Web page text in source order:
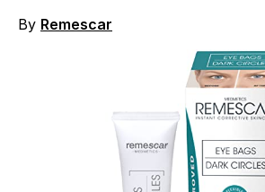
By Remescar